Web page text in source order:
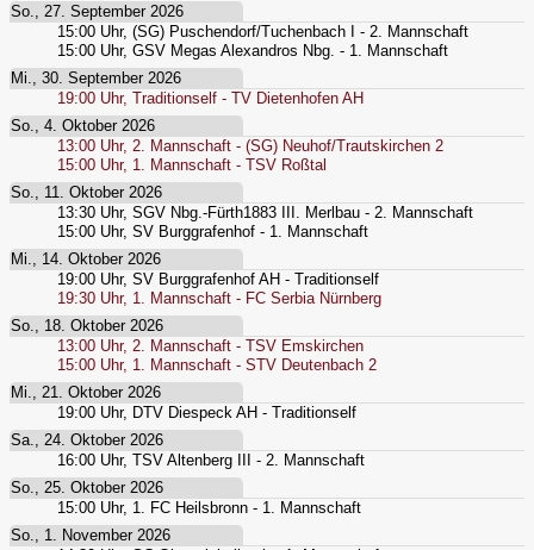
So., 27. September 2026
15:00 Uhr, (SG) Puschendorf/Tuchenbach I - 2. Mannschaft
15:00 Uhr, GSV Megas Alexandros Nbg. - 1. Mannschaft
Mi., 30. September 2026
19:00 Uhr, Traditionself - TV Dietenhofen AH
So., 4. Oktober 2026
13:00 Uhr, 2. Mannschaft - (SG) Neuhof/Trautskirchen 2
15:00 Uhr, 1. Mannschaft - TSV Roßtal
So., 11. Oktober 2026
13:30 Uhr, SGV Nbg.-Fürth1883 III. Merlbau - 2. Mannschaft
15:00 Uhr, SV Burggrafenhof - 1. Mannschaft
Mi., 14. Oktober 2026
19:00 Uhr, SV Burggrafenhof AH - Traditionself
19:30 Uhr, 1. Mannschaft - FC Serbia Nürnberg
So., 18. Oktober 2026
13:00 Uhr, 2. Mannschaft - TSV Emskirchen
15:00 Uhr, 1. Mannschaft - STV Deutenbach 2
Mi., 21. Oktober 2026
19:00 Uhr, DTV Diespeck AH - Traditionself
Sa., 24. Oktober 2026
16:00 Uhr, TSV Altenberg III - 2. Mannschaft
So., 25. Oktober 2026
15:00 Uhr, 1. FC Heilsbronn - 1. Mannschaft
So., 1. November 2026